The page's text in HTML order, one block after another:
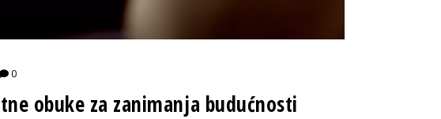
0
obuke za zanimanja budućnosti